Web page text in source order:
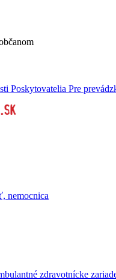
Poskytovatelia Pre
nemocnica
zdravotnícke